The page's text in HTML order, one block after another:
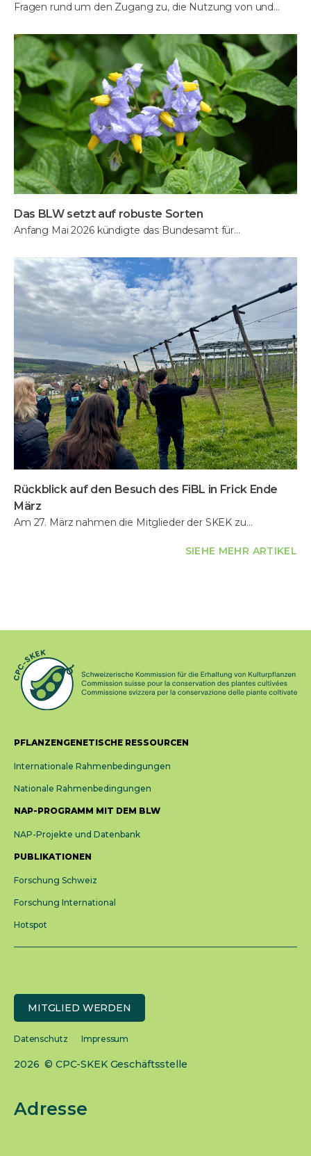
Fragen rund um den Zugang zu, die Nutzung von und…
Das BLW setzt auf robuste Sorten
Anfang Mai 2026 kündigte das Bundesamt für…
Rückblick auf den Besuch des FiBL in Frick Ende
März
Am 27. März nahmen die Mitglieder der SKEK zu…
SIEHE MEHR ARTIKEL
PFLANZENGENETISCHE RESSOURCEN
Internationale Rahmenbedingungen
Nationale Rahmenbedingungen
NAP-PROGRAMM MIT DEM BLW
NAP-Projekte und Datenbank
PUBLIKATIONEN
Forschung Schweiz
Forschung International
Hotspot
MITGLIED WERDEN
Datenschutz Impressum
2026 © CPC-SKEK Geschäftsstelle
Adresse